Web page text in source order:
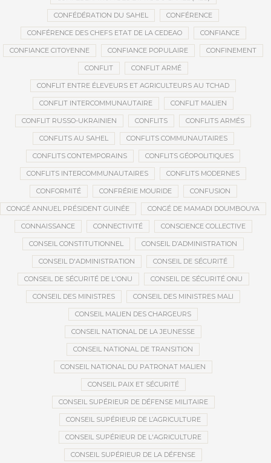
CONFÉDÉRATION DU SAHEL CONFÉRENCE
CONFÉRENCE DES CHEFS ETAT DE LA CEDEAO CONFIANCE
CONFIANCE CITOYENNE CONFIANCE POPULAIRE CONFINEMENT
CONFLIT CONFLIT ARMÉ
CONFLIT ENTRE ÉLEVEURS ET AGRICULTEURS AU TCHAD
CONFLIT INTERCOMMUNAUTAIRE CONFLIT MALIEN
CONFLIT RUSSO-UKRAINIEN CONFLITS CONFLITS ARMÉS
CONFLITS AU SAHEL CONFLITS COMMUNAUTAIRES
CONFLITS CONTEMPORAINS CONFLITS GÉOPOLITIQUES
CONFLITS INTERCOMMUNAUTAIRES CONFLITS MODERNES
CONFORMITÉ CONFRÉRIE MOURIDE CONFUSION
CONGÉ ANNUEL PRÉSIDENT GUINÉE CONGÉ DE MAMADI DOUMBOUYA
CONNAISSANCE CONNECTIVITÉ CONSCIENCE COLLECTIVE
CONSEIL CONSTITUTIONNEL CONSEIL D’ADMINISTRATION
CONSEIL D'ADMINISTRATION CONSEIL DE SÉCURITÉ
CONSEIL DE SÉCURITÉ DE L'ONU CONSEIL DE SÉCURITÉ ONU
CONSEIL DES MINISTRES CONSEIL DES MINISTRES MALI
CONSEIL MALIEN DES CHARGEURS
CONSEIL NATIONAL DE LA JEUNESSE
CONSEIL NATIONAL DE TRANSITION
CONSEIL NATIONAL DU PATRONAT MALIEN
CONSEIL PAIX ET SÉCURITÉ
CONSEIL SUPÉRIEUR DE DÉFENSE MILITAIRE
CONSEIL SUPÉRIEUR DE L’AGRICULTURE
CONSEIL SUPÉRIEUR DE L'AGRICULTURE
CONSEIL SUPÉRIEUR DE LA DÉFENSE